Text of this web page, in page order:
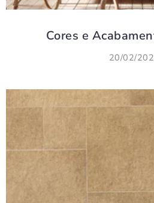
Cores e
20/02/